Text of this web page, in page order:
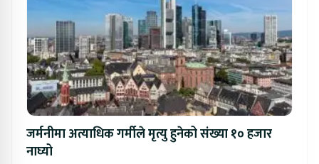
जर्मनीमा अत्याधिक गर्मीले मृत्यु हुनेको संख्या १० हजार
नाघ्यो